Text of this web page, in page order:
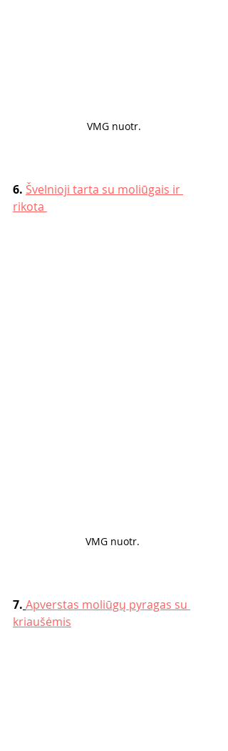
VMG nuotr.
6. Švelnioji tarta su moliūgais ir
rikota
VMG nuotr.
7. Apverstas moliūgų pyragas su
kriaušėmis